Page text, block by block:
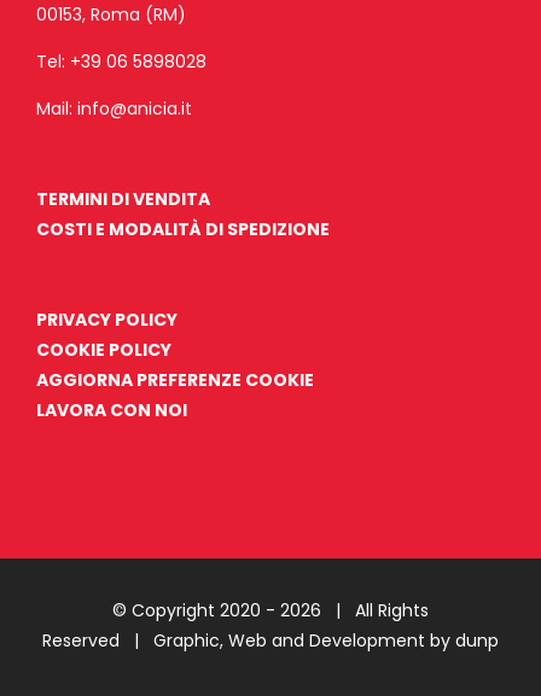
00153, Roma (RM)
Tel: +39 06 5898028
Mail: info@anicia.it
TERMINI DI VENDITA
COSTI E MODALITÀ DI SPEDIZIONE
PRIVACY POLICY
COOKIE POLICY
AGGIORNA PREFERENZE COOKIE
LAVORA CON NOI
© Copyright 2020 - 2026 | All Rights
Reserved | Graphic, Web and Development by dunp